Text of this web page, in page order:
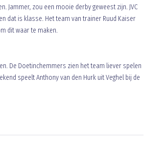
Jammer, zou een mooie derby geweest zijn. JVC
dat is klasse. Het team van trainer Ruud Kaiser
dit waar te maken.
De Doetinchemmers zien het team liever spelen
speelt Anthony van den Hurk uit Veghel bij de